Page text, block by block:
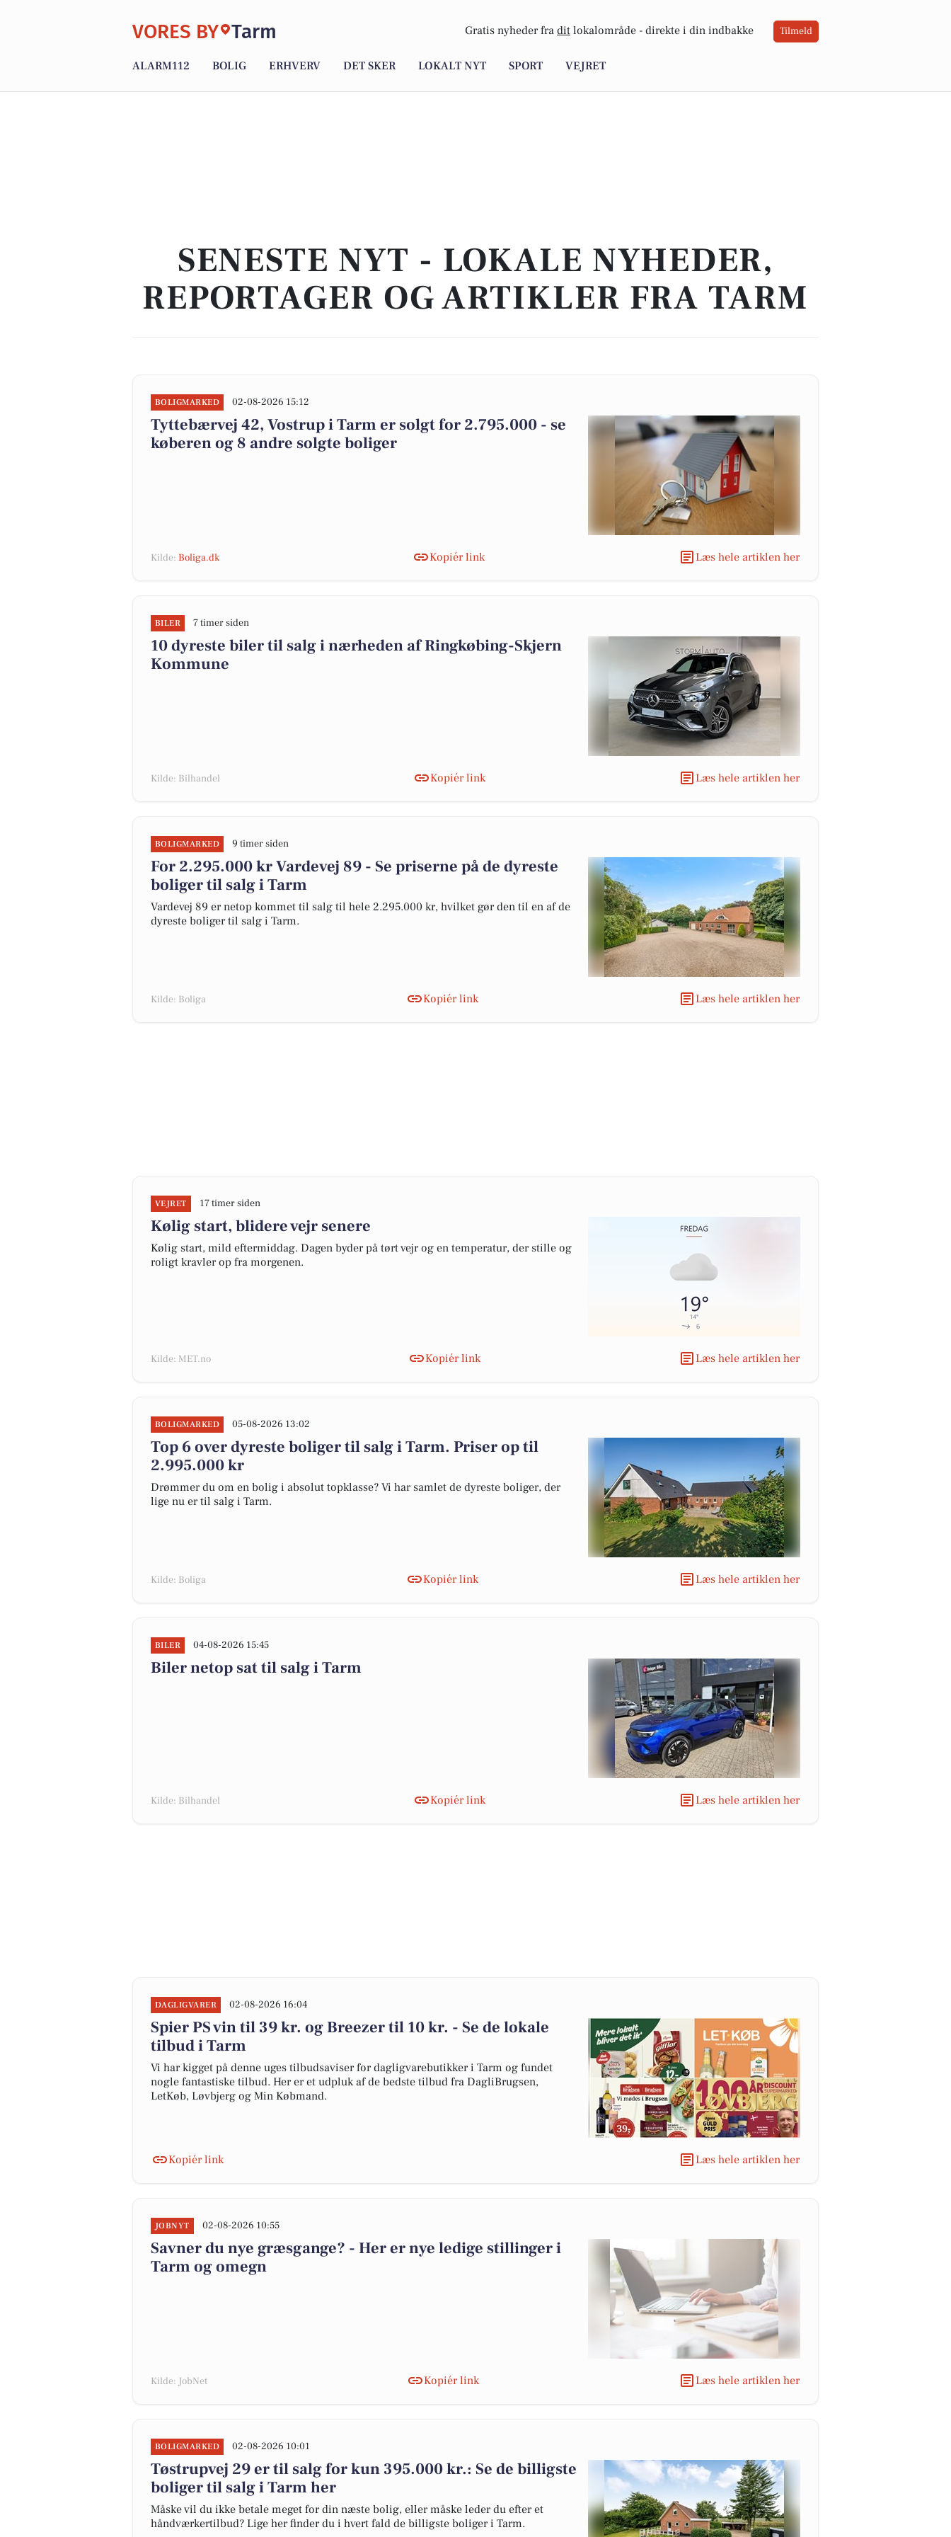
VORES BY Tarm Gratis nyheder fra dit lokalområde - direkte i din indbakke Tilmeld
ALARM112 BOLIG ERHVERV DET SKER LOKALT NYT SPORT VEJRET
SENESTE NYT - LOKALE NYHEDER,
REPORTAGER OG ARTIKLER FRA TARM
BOLIGMARKED 02-08-2026 15:12
Tyttebærvej 42, Vostrup i Tarm er solgt for 2.795.000 - se
køberen og 8 andre solgte boliger
Kilde: Boliga.dk Kopiér link Læs hele artiklen her
BILER 7 timer siden
10 dyreste biler til salg i nærheden af Ringkøbing-Skjern
Kommune
Kilde: Bilhandel Kopiér link Læs hele artiklen her
BOLIGMARKED 9 timer siden
For 2.295.000 kr Vardevej 89 - Se priserne på de dyreste
boliger til salg i Tarm
Vardevej 89 er netop kommet til salg til hele 2.295.000 kr, hvilket gør den til en af de
dyreste boliger til salg i Tarm.
Kilde: Boliga Kopiér link Læs hele artiklen her
VEJRET 17 timer siden
Kølig start, blidere vejr senere
Kølig start, mild eftermiddag. Dagen byder på tørt vejr og en temperatur, der stille og
roligt kravler op fra morgenen.
Kilde: MET.no Kopiér link Læs hele artiklen her
BOLIGMARKED 05-08-2026 13:02
Top 6 over dyreste boliger til salg i Tarm. Priser op til
2.995.000 kr
Drømmer du om en bolig i absolut topklasse? Vi har samlet de dyreste boliger, der
lige nu er til salg i Tarm.
Kilde: Boliga Kopiér link Læs hele artiklen her
BILER 04-08-2026 15:45
Biler netop sat til salg i Tarm
Kilde: Bilhandel Kopiér link Læs hele artiklen her
DAGLIGVARER 02-08-2026 16:04
Spier PS vin til 39 kr. og Breezer til 10 kr. - Se de lokale
tilbud i Tarm
Vi har kigget på denne uges tilbudsaviser for dagligvarebutikker i Tarm og fundet
nogle fantastiske tilbud. Her er et udpluk af de bedste tilbud fra DagliBrugsen,
LetKøb, Løvbjerg og Min Købmand.
Kopiér link Læs hele artiklen her
JOBNYT 02-08-2026 10:55
Savner du nye græsgange? - Her er nye ledige stillinger i
Tarm og omegn
Kilde: JobNet Kopiér link Læs hele artiklen her
BOLIGMARKED 02-08-2026 10:01
Tøstrupvej 29 er til salg for kun 395.000 kr.: Se de billigste
boliger til salg i Tarm her
Måske vil du ikke betale meget for din næste bolig, eller måske leder du efter et
håndværkertilbud? Lige her finder du i hvert fald de billigste boliger i Tarm.